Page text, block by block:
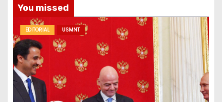
You missed
EDITORIAL USMNT